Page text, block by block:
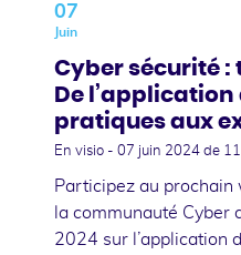
07
Juin
Cyber sécurité :
De
pratiques aux
En visio - 07 juin 2024 de
Participez au
la communauté Cyber
2024 sur l’application